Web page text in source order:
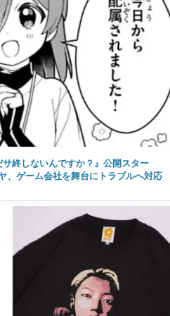
終しないんですか？』公開スター
、ゲーム会社を舞台にトラブルへ対応